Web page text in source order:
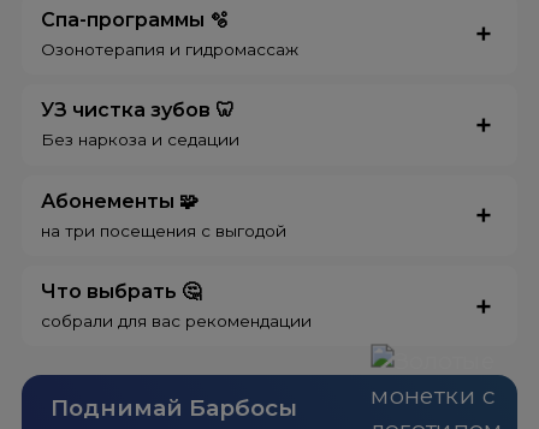
Спа-программы 🫧
Озонотерапия и гидромассаж
УЗ чистка зубов 🦷
Без наркоза и седации
Абонементы 🧩
на три посещения с выгодой
Что выбрать 🤔
собрали для вас рекомендации
Поднимай Барбосы